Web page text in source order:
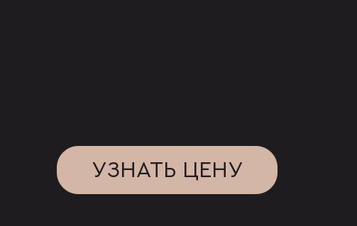
УЗНАТЬ ЦЕНУ